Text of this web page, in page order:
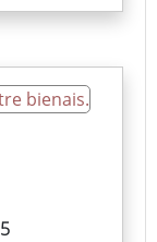
jóvenes.
del evento.